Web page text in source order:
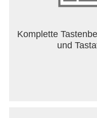
Komplette
und